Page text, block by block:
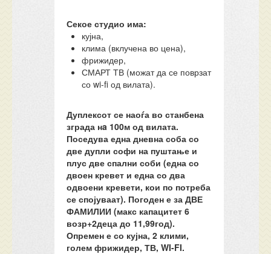
Секое студио има:
кујна,
клима (вклучена во цена),
фрижидер,
СМАРТ ТВ (можат да се поврзат
со wi-fi од вилата).
Дуплексот се наоѓа во станбена
зграда нa 100м од вилата.
Поседува една дневна соба со
две дупли софи на пуштање и
плус две спални соби (една со
двоен кревет и една со два
одвоени кревети, кои по потреба
се спојуваат). Погоден е за ДВЕ
ФАМИЛИИ (макс капацитет 6
возр+2деца до 11,99год).
Опремен е со кујна, 2 клими,
голем фрижидер, ТВ, WI-FI.